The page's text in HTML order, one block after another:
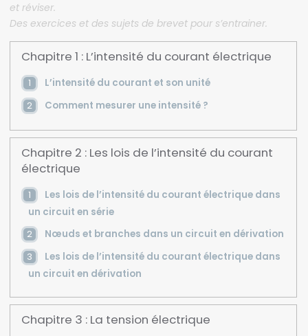
et réviser.
Des exercices et des sujets de brevet pour s’entrainer.
Chapitre 1 : L’intensité du courant électrique
L’intensité du courant et son unité
Comment mesurer une intensité ?
Chapitre 2 : Les lois de l’intensité du courant
électrique
Les lois de l’intensité du courant électrique dans
un circuit en série
Nœuds et branches dans un circuit en dérivation
Les lois de l’intensité du courant électrique dans
un circuit en dérivation
Chapitre 3 : La tension électrique